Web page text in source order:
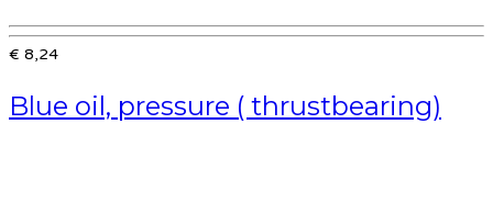
€ 8,24
Blue oil, pressure ( thrustbearing)